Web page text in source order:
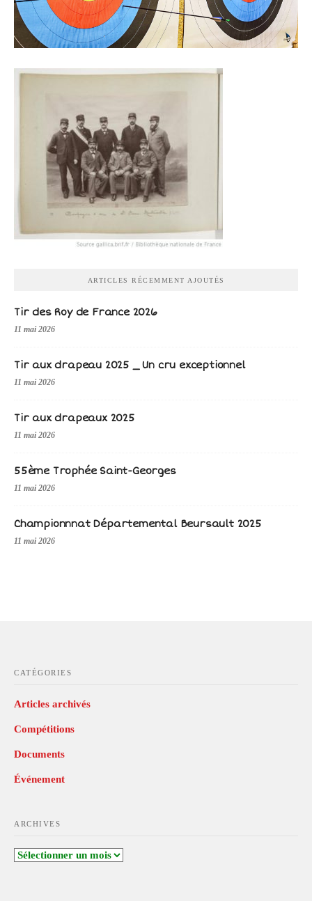
ARTICLES RÉCEMMENT AJOUTÉS
Tir des Roy de France 2026
11 mai 2026
Tir aux drapeau 2025 _ Un cru exceptionnel
11 mai 2026
Tir aux drapeaux 2025
11 mai 2026
55ème Trophée Saint-Georges
11 mai 2026
Championnnat Départemental Beursault 2025
11 mai 2026
CATÉGORIES
Articles archivés
Compétitions
Documents
Événement
ARCHIVES
Archives